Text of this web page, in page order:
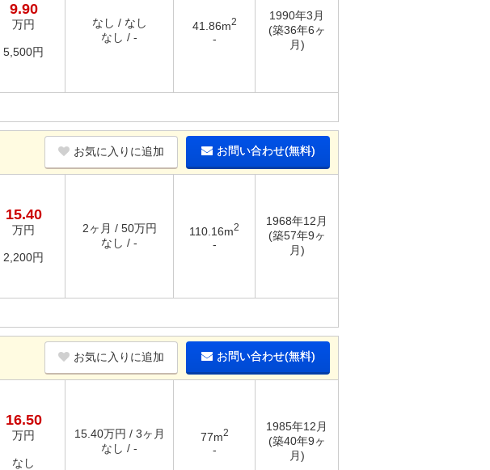
9.90
万円
5,500円
なし / なし
なし / -
41.86m2
-
1990年3月
(築36年6ヶ
月)
お気に入りに追加 お問い合わせ(無料)
15.40
万円
2,200円
2ヶ月 / 50万円
なし / -
110.16m2
-
1968年12月
(築57年9ヶ
月)
お気に入りに追加 お問い合わせ(無料)
16.50
万円
なし
15.40万円 / 3ヶ月
なし / -
77m2
-
1985年12月
(築40年9ヶ
月)